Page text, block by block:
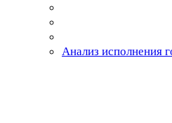
Анализ исполнения